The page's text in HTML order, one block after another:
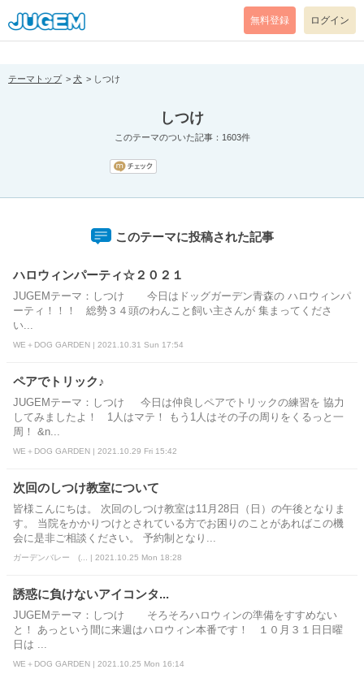
[pear_error: message="Success" code=0 mode=return level=notice
prefix="" info=""]
無料登録 ログイン
テーマトップ 犬 しつけ
しつけ
このテーマのついた記事：1603件
このテーマに投稿された記事
ハロウィンパーティ☆２０２１
JUGEMテーマ：しつけ 今日はドッグガーデン青森の ハロウィンパ
ーティ！！！ 総勢３４頭のわんこと飼い主さんが 集まってくださ
い...
WE＋DOG GARDEN | 2021.10.31 Sun 17:54
ペアでトリック♪
JUGEMテーマ：しつけ 今日は仲良しペアでトリックの練習を 協力
してみましたよ！ 1人はマテ！ もう1人はその子の周りをくるっと一
周！ &n...
WE＋DOG GARDEN | 2021.10.29 Fri 15:42
次回のしつけ教室について
皆様こんにちは。 次回のしつけ教室は11月28日（日）の午後となりま
す。 当院をかかりつけとされている方でお困りのことがあればこの機
会に是非ご相談ください。 予約制となり...
ガーデンバレー (... | 2021.10.25 Mon 18:28
誘惑に負けないアイコンタ...
JUGEMテーマ：しつけ そろそろハロウィンの準備をすすめない
と！ あっという間に来週はハロウィン本番です！ １０月３１日日曜
日は ...
WE＋DOG GARDEN | 2021.10.25 Mon 16:14